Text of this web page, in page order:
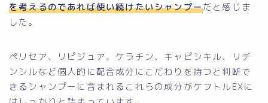
を考えるのであれば使い続けたいシャンプーだと感じま
した。
ペリセア、リピジュア、ケラチン、キャピシキル、リデ
ンシルなど個人的に配合成分にこだわりを持つと判断で
きるシャンプーに含まれるこれらの成分がケフトルEXに